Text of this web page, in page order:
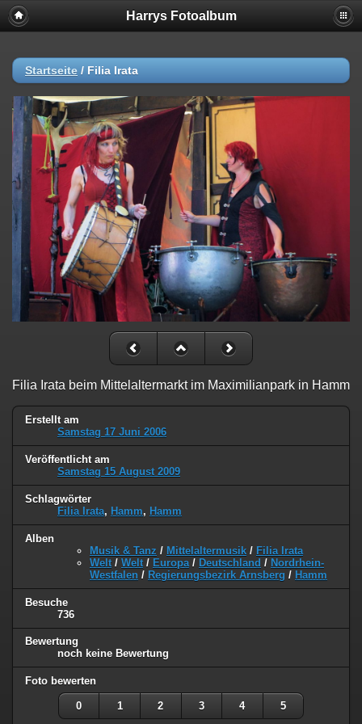
Harrys Fotoalbum
Startseite / Filia Irata
Filia Irata beim Mittelaltermarkt im Maximilianpark in Hamm
Erstellt am
Samstag 17 Juni 2006
Veröffentlicht am
Samstag 15 August 2009
Schlagwörter
Filia Irata, Hamm, Hamm
Alben
Musik & Tanz / Mittelaltermusik / Filia Irata
Welt / Welt / Europa / Deutschland / Nordrhein-
Westfalen / Regierungsbezirk Arnsberg / Hamm
Besuche
736
Bewertung
noch keine Bewertung
Foto bewerten
0 1 2 3 4 5